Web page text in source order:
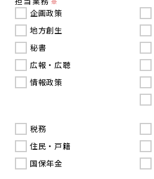
企画政策
地方創生
秘書
広報・広聴
情報政策
税務
住民・戸籍
国保年金